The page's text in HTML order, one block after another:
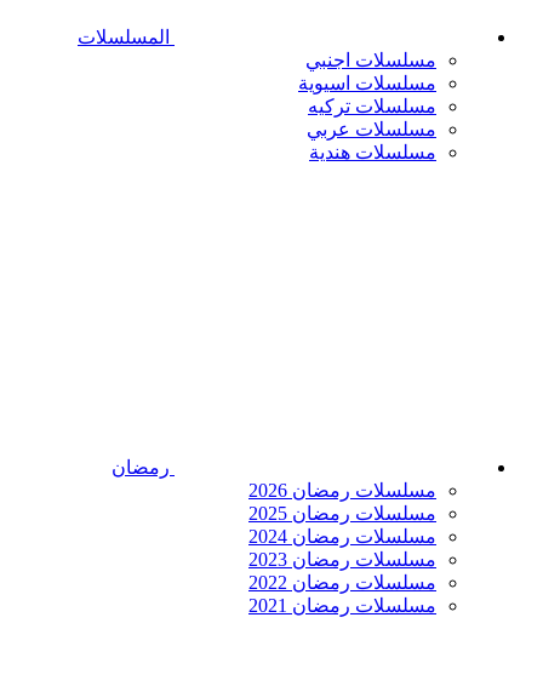
المسلسلات
مسلسلات اجنبي
مسلسلات اسيوية
مسلسلات تركيه
مسلسلات عربي
مسلسلات هندية
رمضان
مسلسلات رمضان 2026
مسلسلات رمضان 2025
مسلسلات رمضان 2024
مسلسلات رمضان 2023
مسلسلات رمضان 2022
مسلسلات رمضان 2021